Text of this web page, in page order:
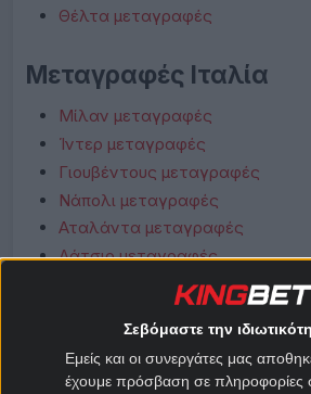
Σεβόμαστε την
Εμείς και οι συνεργάτες μας
έχουμε πρόσβαση σε πληροφορίες
Θέλτα μεταγραφές
Μεταγραφές Ιταλία
Μίλαν μεταγραφές
Ίντερ μεταγραφές
Γιουβέντους μεταγραφές
Νάπολι μεταγραφές
Αταλάντα μεταγραφές
Λάτσιο μεταγραφές
Ρόμα μεταγραφές
Φιορεντίνα μεταγραφές
Κόμο μεταγραφές
Μπολόνια μεταγραφές